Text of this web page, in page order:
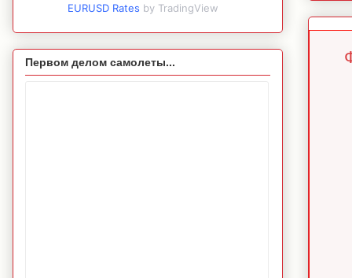
EURUSD Rates by TradingView
Первом делом самолеты...